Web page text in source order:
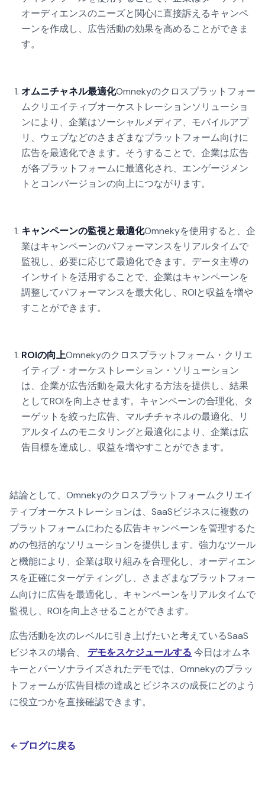
オーディエンスのニーズと関心に直接訴えるキャンペ
ーンを作成し、広告活動の効果を高めることができま
す。
オムニチャネル最適化Omnekyのクロスプラットフォー
ムクリエイティブオーケストレーションソリューショ
ンにより、企業はソーシャルメディア、モバイルアプ
リ、ウェブなどのさまざまなプラットフォーム向けに
広告を最適化できます。そうすることで、企業は広告
が各プラットフォームに最適化され、エンゲージメン
トとコンバージョンの向上につながります。
キャンペーンの監視と最適化Omnekyを使用すると、企
業はキャンペーンのパフォーマンスをリアルタイムで
監視し、必要に応じて最適化できます。データ主導の
インサイトを活用することで、企業はキャンペーンを
調整してパフォーマンスを最大化し、ROIと収益を増や
すことができます。
ROIの向上Omnekyのクロスプラットフォーム・クリエ
イティブ・オーケストレーション・ソリューション
は、企業が広告活動を最大化する方法を提供し、結果
としてROIを向上させます。キャンペーンの合理化、タ
ーゲットを絞った広告、マルチチャネルの最適化、リ
アルタイムのモニタリングと最適化により、企業は広
告目標を達成し、収益を増やすことができます。
結論として、Omnekyのクロスプラットフォームクリエイ
ティブオーケストレーションは、SaaSビジネスに複数の
プラットフォームにわたる広告キャンペーンを管理するた
めの包括的なソリューションを提供します。強力なツール
と機能により、企業は取り組みを合理化し、オーディエン
スを正確にターゲティングし、さまざまなプラットフォー
ム向けに広告を最適化し、キャンペーンをリアルタイムで
監視し、ROIを向上させることができます。
広告活動を次のレベルに引き上げたいと考えているSaaS
ビジネスの場合、 デモをスケジュールする 今日はオムネ
キーとパーソナライズされたデモでは、Omnekyのプラッ
トフォームが広告目標の達成とビジネスの成長にどのよう
に役立つかを直接確認できます。
ブログに戻る